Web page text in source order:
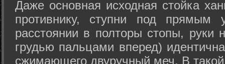
Даже основная исходная стойка
противнику, ступни под прямым
расстоянии в полторы стопы, руки
грудью пальцами вперед)
сжимающего двуручный меч. В